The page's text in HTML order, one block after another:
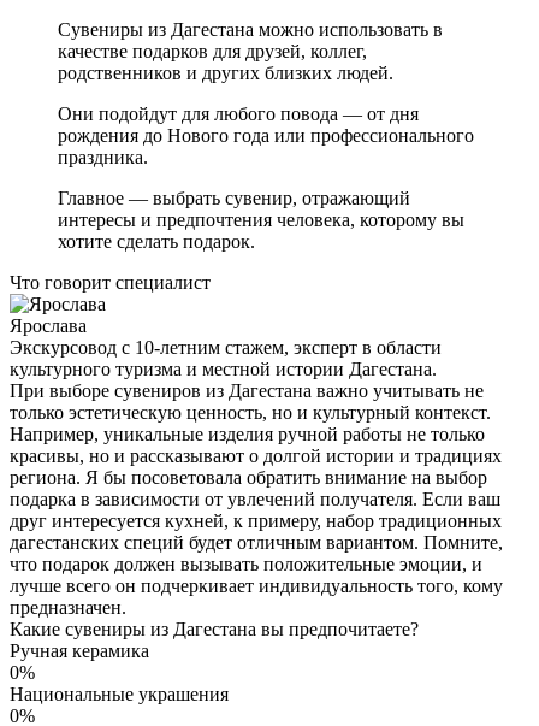
Сувениры из Дагестана можно использовать в
качестве подарков для друзей, коллег,
родственников и других близких людей.
Они подойдут для любого повода — от дня
рождения до Нового года или профессионального
праздника.
Главное — выбрать сувенир, отражающий
интересы и предпочтения человека, которому вы
хотите сделать подарок.
Что говорит специалист
Ярослава
Экскурсовод с 10-летним стажем, эксперт в области
культурного туризма и местной истории Дагестана.
При выборе сувениров из Дагестана важно учитывать не
только эстетическую ценность, но и культурный контекст.
Например, уникальные изделия ручной работы не только
красивы, но и рассказывают о долгой истории и традициях
региона. Я бы посоветовала обратить внимание на выбор
подарка в зависимости от увлечений получателя. Если ваш
друг интересуется кухней, к примеру, набор традиционных
дагестанских специй будет отличным вариантом. Помните,
что подарок должен вызывать положительные эмоции, и
лучше всего он подчеркивает индивидуальность того, кому
предназначен.
Какие сувениры из Дагестана вы предпочитаете?
Ручная керамика
0%
Национальные украшения
0%